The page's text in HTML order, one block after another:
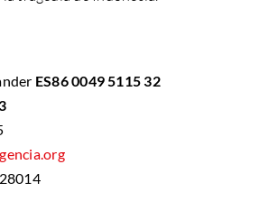
ES86 0049 5115 32